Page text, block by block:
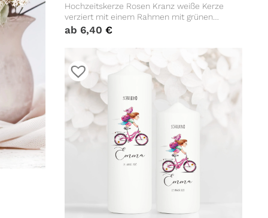
Hochzeitskerze Rosen Kranz weiße Kerze
verziert mit einem Rahmen mit grünen
Blättern und rosa Blüten, personalisiertes
Geschenk Hochzeit
ab 6,40 €